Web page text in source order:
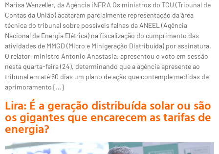
Marisa Wanzeller, da Agência iNFRA Os ministros do TCU (Tribunal de
Contas da União) acataram parcialmente representação da área
técnica do tribunal sobre possíveis falhas da ANEEL (Agência
Nacional de Energia Elétrica) na fiscalização do cumprimento das
atividades de MMGD (Micro e Minigeração Distribuída) por assinatura.
O relator, ministro Antonio Anastasia, apresentou o voto em sessão
nesta quarta-feira (24), determinando que a agência apresente ao
tribunal em até 60 dias um plano de ação que contemple medidas de
aprimoramento […]
Lira: É a geração distribuída solar ou são
os gigantes que encarecem as tarifas de
energia?